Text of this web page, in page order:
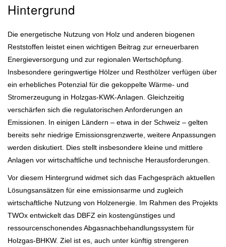
Hintergrund
Die energetische Nutzung von Holz und anderen biogenen
Reststoffen leistet einen wichtigen Beitrag zur erneuerbaren
Energieversorgung und zur regionalen Wertschöpfung.
Insbesondere geringwertige Hölzer und Resthölzer verfügen über
ein erhebliches Potenzial für die gekoppelte Wärme- und
Stromerzeugung in Holzgas-KWK-Anlagen. Gleichzeitig
verschärfen sich die regulatorischen Anforderungen an
Emissionen. In einigen Ländern – etwa in der Schweiz – gelten
bereits sehr niedrige Emissionsgrenzwerte, weitere Anpassungen
werden diskutiert. Dies stellt insbesondere kleine und mittlere
Anlagen vor wirtschaftliche und technische Herausforderungen.
Vor diesem Hintergrund widmet sich das Fachgespräch aktuellen
Lösungsansätzen für eine emissionsarme und zugleich
wirtschaftliche Nutzung von Holzenergie. Im Rahmen des Projekts
TWOx entwickelt das DBFZ ein kostengünstiges und
ressourcenschonendes Abgasnachbehandlungssystem für
Holzgas-BHKW. Ziel ist es, auch unter künftig strengeren